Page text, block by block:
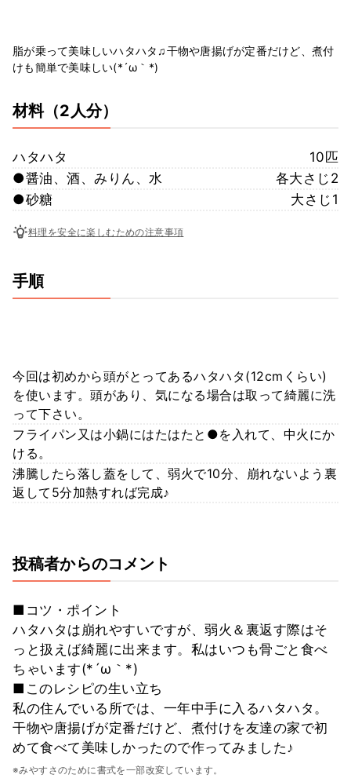
脂が乗って美味しいハタハタ♫干物や唐揚げが定番だけど、煮付
けも簡単で美味しい(*´ω｀*)
材料（2人分）
ハタハタ
10匹
●醤油、酒、みりん、水
各大さじ2
●砂糖
大さじ1
料理を安全に楽しむための注意事項
手順
今回は初めから頭がとってあるハタハタ(12cmくらい)
を使います。頭があり、気になる場合は取って綺麗に洗
って下さい。
フライパン又は小鍋にはたはたと●を入れて、中火にか
ける。
沸騰したら落し蓋をして、弱火で10分、崩れないよう裏
返して5分加熱すれば完成♪
投稿者からのコメント
■コツ・ポイント
ハタハタは崩れやすいですが、弱火＆裏返す際はそ
っと扱えば綺麗に出来ます。私はいつも骨ごと食べ
ちゃいます(*´ω｀*)
■このレシピの生い立ち
私の住んでいる所では、一年中手に入るハタハタ。
干物や唐揚げが定番だけど、煮付けを友達の家で初
めて食べて美味しかったので作ってみました♪
※みやすさのために書式を一部改変しています。